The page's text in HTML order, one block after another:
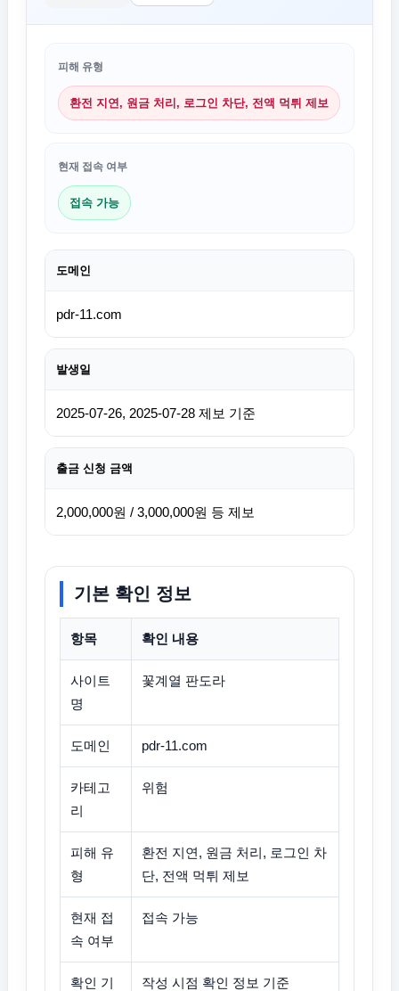
피해 유형
환전 지연, 원금 처리, 로그인 차단, 전액 먹튀 제보
현재 접속 여부
접속 가능
도메인
pdr-11.com
발생일
2025-07-26, 2025-07-28 제보 기준
출금 신청 금액
2,000,000원 / 3,000,000원 등 제보
기본 확인 정보
항목 확인 내용
사이트
명
꽃계열 판도라
도메인 pdr-11.com
카테고
리
위험
피해 유
형
환전 지연, 원금 처리, 로그인 차
단, 전액 먹튀 제보
현재 접
속 여부
접속 가능
확인 기
작성 시점 확인 정보 기준